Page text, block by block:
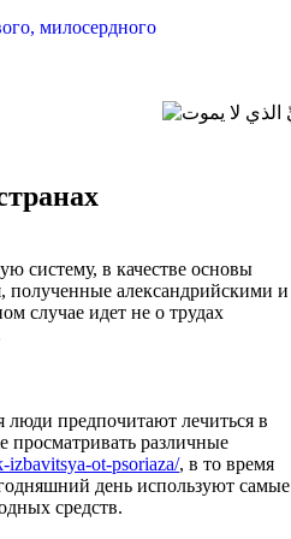
систему, в качестве основы
полученные александрийскими и
случае идет не о трудах
предпочитают лечиться в
различные
izbavitsya-ot-psoriaza/, в то время
день используют самые
средств.